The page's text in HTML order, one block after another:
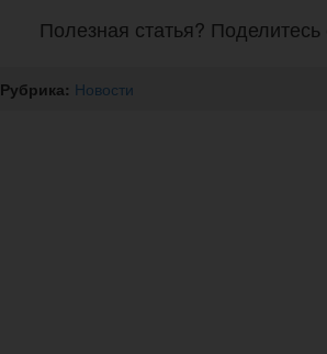
Полезная статья?
Рубрика: Новости